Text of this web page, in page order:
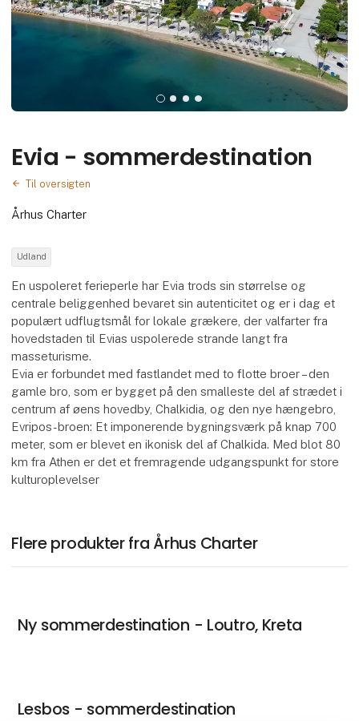
Evia - sommerdestination
Til oversigten
Århus Charter
Udland
En uspoleret ferieperle har Evia trods sin størrelse og
centrale beliggenhed bevaret sin autenticitet og er i dag et
populært udflugtsmål for lokale grækere, der valfarter fra
hovedstaden til Evias uspolerede strande langt fra
masseturisme.
Evia er forbundet med fastlandet med to flotte broer – den
gamle bro, som er bygget på den smalleste del af strædet i
centrum af øens hovedby, Chalkidia, og den nye hængebro,
Evripos-broen: Et imponerende bygningsværk på knap 700
meter, som er blevet en ikonisk del af Chalkida. Med blot 80
km fra Athen er det et fremragende udgangspunkt for store
kulturoplevelser
Flere produkter fra Århus Charter
Ny sommerdestination - Loutro, Kreta
Lesbos - sommerdestination